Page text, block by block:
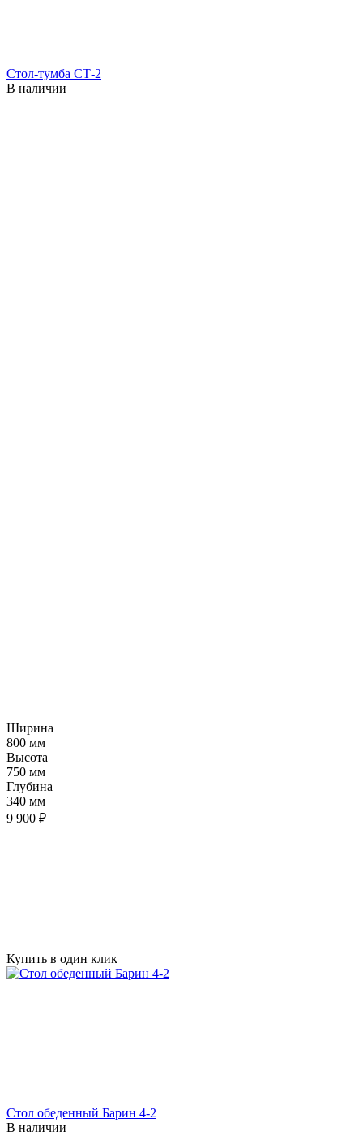
Стол-тумба СТ-2
В наличии
Ширина
800 мм
Высота
750 мм
Глубина
340 мм
9 900 ₽
Купить в один клик
Стол обеденный Барин 4-2
В наличии